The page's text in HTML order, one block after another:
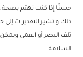
حسنًا إذا كنت تهتم
السلامة .